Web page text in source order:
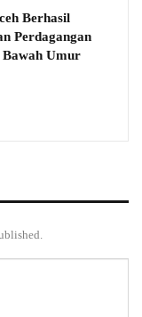
Berhasil
Perdagangan
Umur